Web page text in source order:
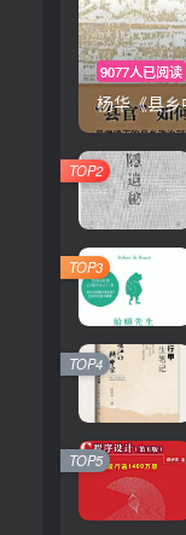
9077人已阅读
杨华《县
TOP2
TOP3
TOP4
TOP5